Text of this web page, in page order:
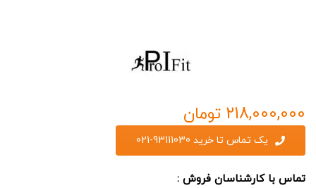
218,000,000 تومان
یک تماس تا خرید 93111030-021
تماس با کارشناسان فروش :